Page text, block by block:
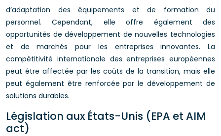
d’adaptation des équipements et de formation du
personnel. Cependant, elle offre également des
opportunités de développement de nouvelles technologies
et de marchés pour les entreprises innovantes. La
compétitivité internationale des entreprises européennes
peut être affectée par les coûts de la transition, mais elle
peut également être renforcée par le développement de
solutions durables.
Législation aux États-Unis (EPA et AIM
act)